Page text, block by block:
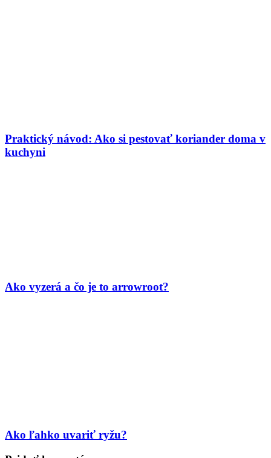
Praktický návod:⁣ Ako si⁤ pestovať⁤ koriander⁣ doma v
kuchyni
Ako vyzerá a čo je to arrowroot?
Ako ľahko uvariť ryžu?